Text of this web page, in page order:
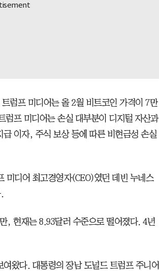
럼프 미디어는 올 2월 비트코인 가격이 7만
럼프 미디어는 손실 대부분이 디지털 자산과
이자, 주식 보상 등에 따른 비현금성 손실
미디어 최고경영자(CEO)였던 데빈 누네스
, 현재는 8.93달러 수준으로 떨어졌다. 4년
왔다. 대통령의 장남 도널드 트럼프 주니어